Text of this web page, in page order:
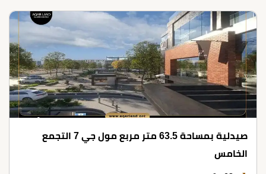
صيدلية بمساحة 63.5 متر مربع مول جي 7 التجمع
الخامس